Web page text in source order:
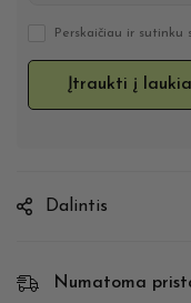
Perskaičiau ir sutinku
Dalintis
Numatoma